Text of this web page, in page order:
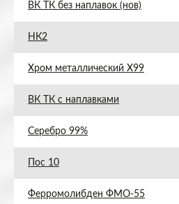
ВК ТК без наплавок (нов)
НК2
Хром металлический Х99
ВК ТК с наплавками
Серебро 99%
Пос 10
Ферромолибден ФМО-55